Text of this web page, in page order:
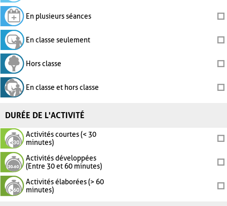
En plusieurs séances
En classe seulement
Hors classe
En classe et hors classe
DURÉE DE L'ACTIVITÉ
Activités courtes (< 30
minutes)
Activités développées
(Entre 30 et 60 minutes)
Activités élaborées (> 60
minutes)